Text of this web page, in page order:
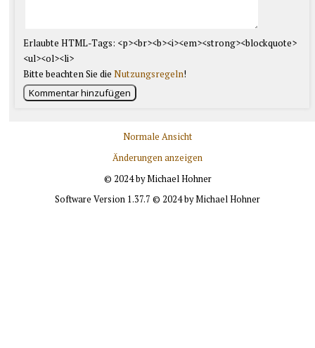
Erlaubte HTML-Tags: <p><br><b><i><em><strong><blockquote>
<ul><ol><li>
Bitte beachten Sie die Nutzungsregeln!
Kommentar hinzufügen
Normale Ansicht
Änderungen anzeigen
© 2024 by Michael Hohner
Software Version 1.37.7 © 2024 by Michael Hohner